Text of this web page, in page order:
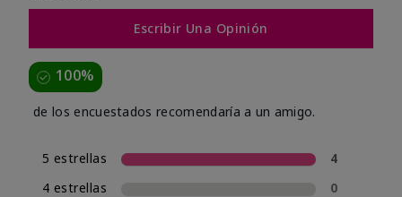
Escribir Una Opinión
100%
de los encuestados recomendaría a un amigo.
5 estrellas
4
4 estrellas
0